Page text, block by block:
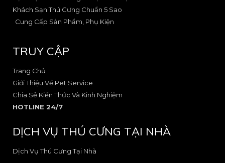
2
-
1
l
t
Khách Sạn Thú Cưng Chuẩn 5 Sao
Cung Cấp Sản Phẩm, Phụ Kiện
TRUY CẬP
Trang Chủ
Giới Thiệu Về Pet Service
Chia Sẻ Kiến Thức Và Kinh Nghiệm
HOTLINE 24/7
DỊCH VỤ THÚ CƯNG TẠI NHÀ
Dịch Vụ Thú Cưng Tại Nhà